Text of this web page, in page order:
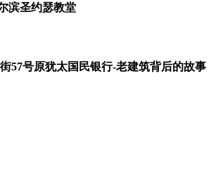
滨圣约瑟教堂
57号原犹太国民银行-老建筑背后的故事